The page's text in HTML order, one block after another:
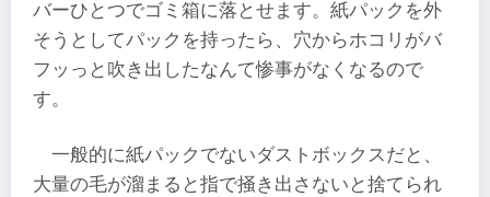
バーひとつでゴミ箱に落とせます。紙パックを外
そうとしてパックを持ったら、穴からホコリがバ
フッっと吹き出したなんて惨事がなくなるので
す。
一般的に紙パックでないダストボックスだと、
大量の毛が溜まると指で掻き出さないと捨てられ